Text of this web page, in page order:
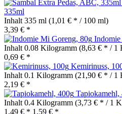
335ml
Inhalt 335 ml (1,01 € * / 100 ml)
3,39 € *
Inhalt 0.08 Kilogramm (8,63 € * / 1
0,69 € *
Kemirinuss,
Inhalt 0.1 Kilogramm (21,90 € * / 1
2,19 € *
Tapiokamehl,
Inhalt 0.4 Kilogramm (3,73 € * / 1
1,49 € * 1,59 € *